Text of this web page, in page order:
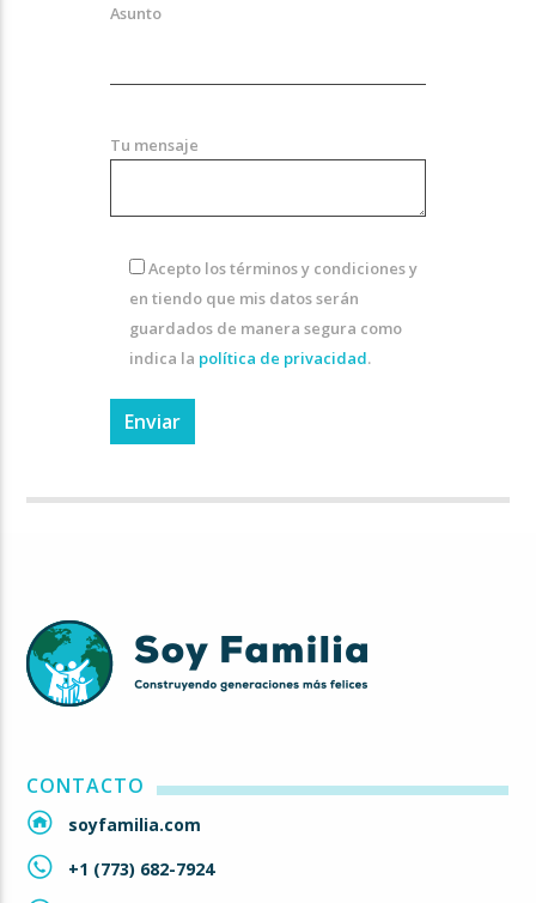
Asunto
Tu mensaje
Acepto los términos y condiciones y
en tiendo que mis datos serán
guardados de manera segura como
indica la política de privacidad.
CONTACTO
soyfamilia.com
+1 (773) 682-7924